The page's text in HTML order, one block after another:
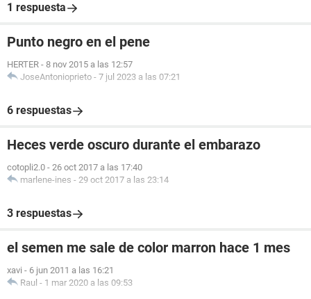
1 respuesta
Punto negro en el pene
HERTER - 8 nov 2015 a las 12:57
JoseAntonioprieto - 7 jul 2023 a las 07:21
6 respuestas
Heces verde oscuro durante el embarazo
cotopli2.0 - 26 oct 2017 a las 17:40
marlene-ines - 29 oct 2017 a las 23:14
3 respuestas
el semen me sale de color marron hace 1 mes
xavi - 6 jun 2011 a las 16:21
Raul - 1 mar 2020 a las 09:53